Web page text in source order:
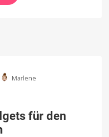
Marlene
für den